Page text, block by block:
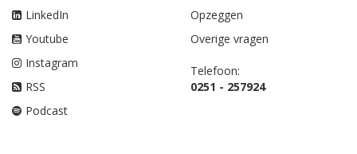
LinkedIn
Youtube
Instagram
RSS
Podcast
Opzeggen
Overige vragen
Telefoon:
0251 - 257924